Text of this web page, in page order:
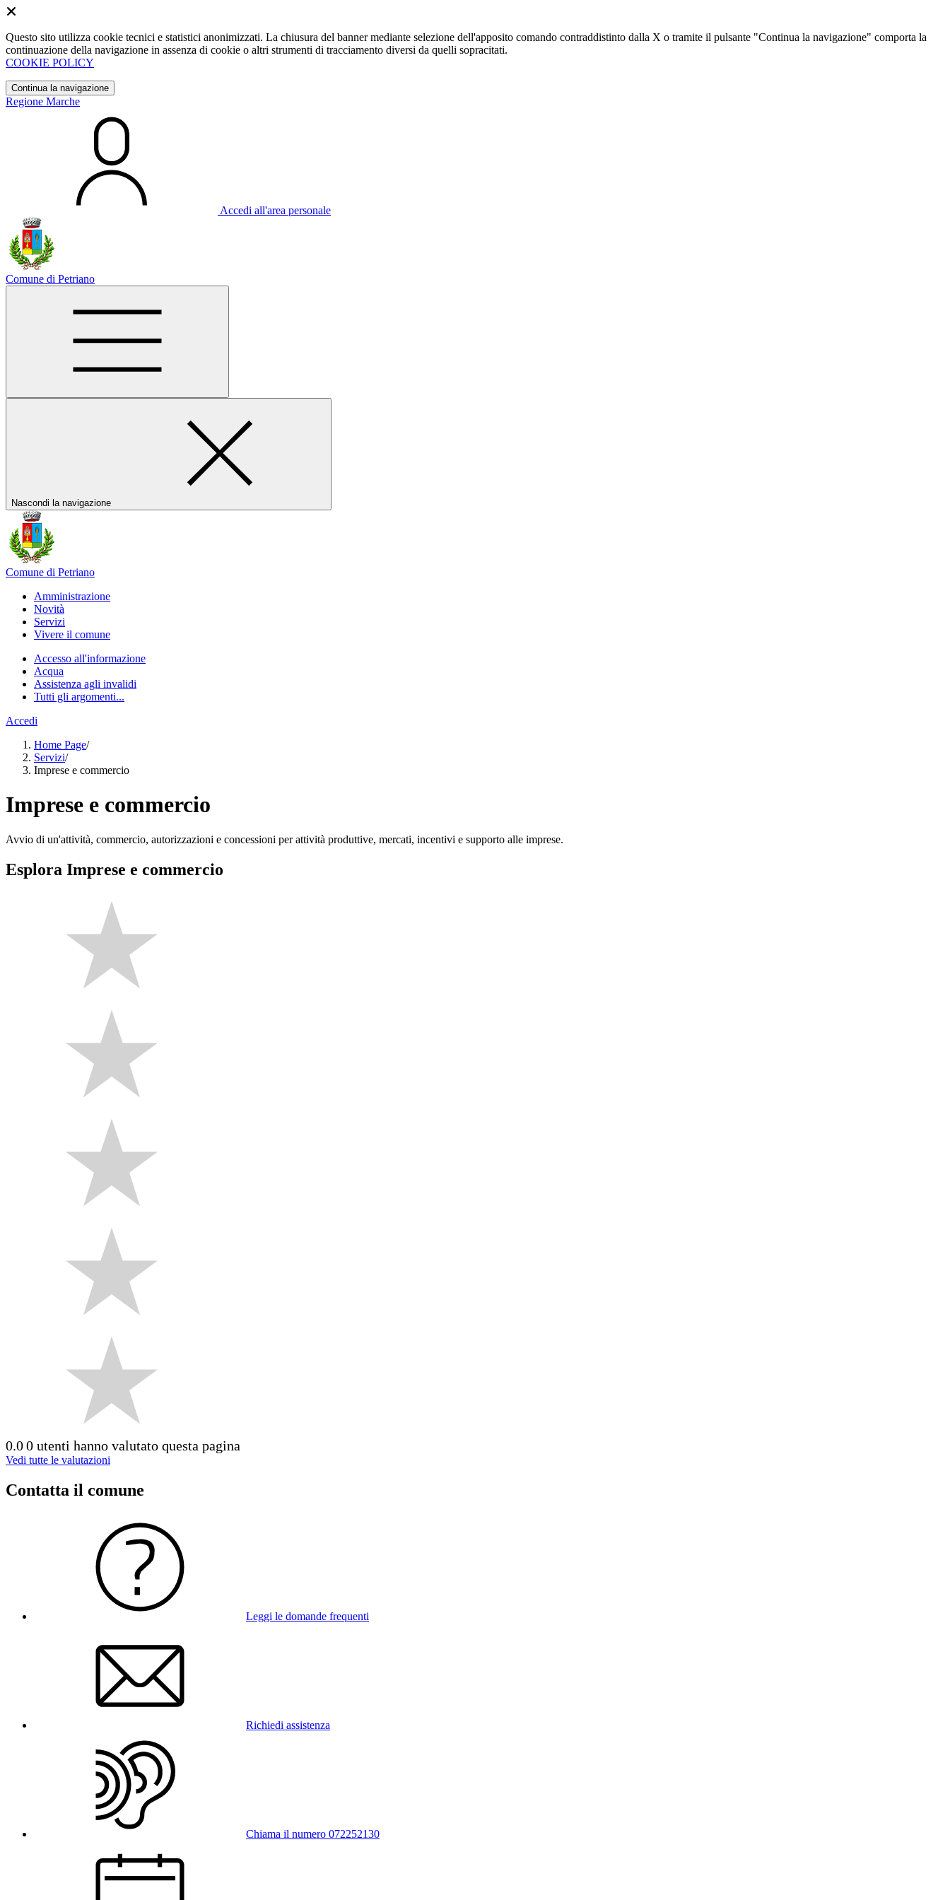
Questo sito utilizza cookie tecnici e statistici anonimizzati. La chiusura del banner mediante selezione dell'apposito comando contraddistinto dalla X o tramite il pulsante "Continua la navigazione" comporta la
continuazione della navigazione in assenza di cookie o altri strumenti di tracciamento diversi da quelli sopracitati.
COOKIE POLICY
Continua la navigazione
Regione Marche
Accedi all'area personale
Comune di Petriano
Nascondi la navigazione
Comune di Petriano
Amministrazione
Novità
Servizi
Vivere il comune
Accesso all'informazione
Acqua
Assistenza agli invalidi
Tutti gli argomenti...
Accedi
Home Page/
Servizi/
Imprese e commercio
Imprese e commercio
Avvio di un'attività, commercio, autorizzazioni e concessioni per attività produttive, mercati, incentivi e supporto alle imprese.
Esplora Imprese e commercio
0.00 utenti hanno valutato questa pagina
Vedi tutte le valutazioni
Contatta il comune
Leggi le domande frequenti
Richiedi assistenza
Chiama il numero 072252130